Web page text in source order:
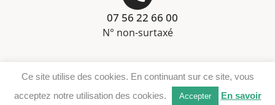
07 56 22 66 00
N° non-surtaxé
Téléchargement DER
Ce site utilise des cookies. En continuant sur ce site, vous
acceptez notre utilisation des cookies.
Accepter En savoir